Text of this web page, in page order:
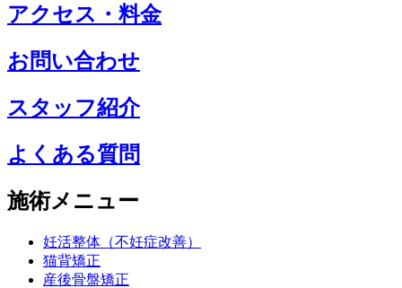
アクセス・料金
お問い合わせ
スタッフ紹介
よくある質問
施術メニュー
妊活整体（不妊症改善）
猫背矯正
産後骨盤矯正